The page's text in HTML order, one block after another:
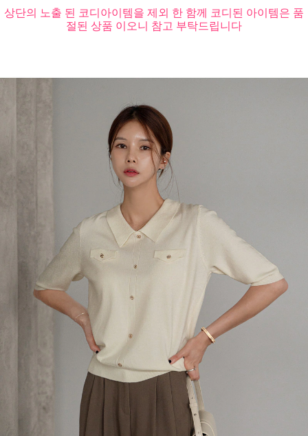
상단의 노출 된 코디아이템을 제외 한 함께 코디된 아이템은 품
절된 상품 이오니 참고 부탁드립니다